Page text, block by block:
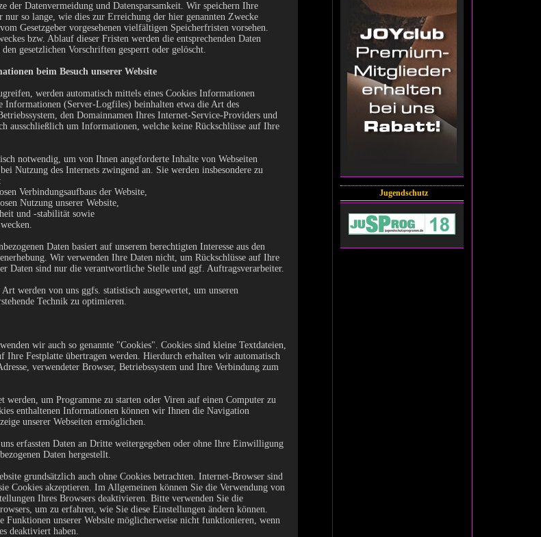
der Datenvermeidung und Datensparsamkeit. Wir speichern Ihre
nur so lange, wie dies zur Erreichung der hier genannten Zwecke
Gesetzgeber vorgesehenen vielfältigen Speicherfristen vorsehen.
bzw. Ablauf dieser Fristen werden die entsprechenden Daten
gesetzlichen Vorschriften gesperrt oder gelöscht.
beim Besuch unserer Website
werden automatisch mittels eines Cookies Informationen
Informationen (Server-Logfiles) beinhalten etwa die Art des
den Domainnamen Ihres Internet-Service-Providers und
ausschließlich um Informationen, welche keine Rückschlüsse auf Ihre
notwendig, um von Ihnen angeforderte Inhalte von Webseiten
Nutzung des Internets zwingend an. Sie werden insbesondere zu
Verbindungsaufbaus der Website,
Nutzung unserer Website,
und -stabilität sowie
Daten basiert auf unserem berechtigten Interesse aus den
Wir verwenden Ihre Daten nicht, um Rückschlüsse auf Ihre
Daten sind nur die verantwortliche Stelle und ggf. Auftragsverarbeiter.
werden von uns ggfs. statistisch ausgewertet, um unseren
Technik zu optimieren.
wir auch so genannte "Cookies". Cookies sind kleine Textdateien,
Ihre Festplatte übertragen werden. Hierdurch erhalten wir automatisch
verwendeter Browser, Betriebssystem und Ihre Verbindung zum
werden, um Programme zu starten oder Viren auf einen Computer zu
enthaltenen Informationen können wir Ihnen die Navigation
unserer Webseiten ermöglichen.
erfassten Daten an Dritte weitergegeben oder ohne Ihre Einwilligung
Daten hergestellt.
grundsätzlich auch ohne Cookies betrachten. Internet-Browser sind
Cookies akzeptieren. Im Allgemeinen können Sie die Verwendung von
Ihres Browsers deaktivieren. Bitte verwenden Sie die
um zu erfahren, wie Sie diese Einstellungen ändern können.
Funktionen unserer Website möglicherweise nicht funktionieren, wenn
deaktiviert haben.
Jugendschutz